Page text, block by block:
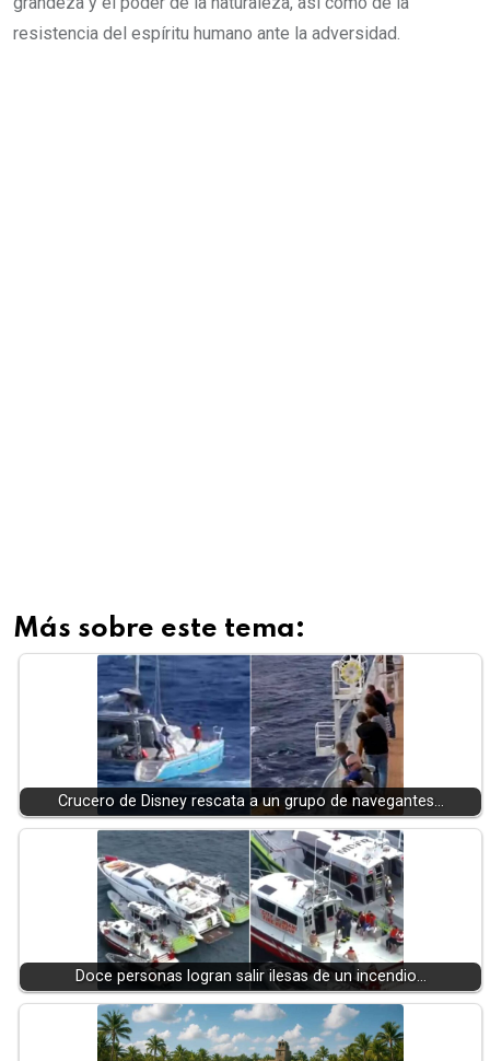
resistencia del espíritu humano ante la adversidad.
Más sobre este tema:
Crucero de Disney rescata a un grupo de navegantes…
Doce personas logran salir ilesas de un incendio…